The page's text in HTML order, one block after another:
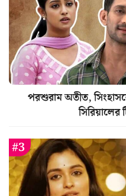
পরশুরাম অতীত,